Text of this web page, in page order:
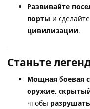
Развивайте
порты и
цивилизации.
Станьте
Мощная боевая
оружие,
чтобы